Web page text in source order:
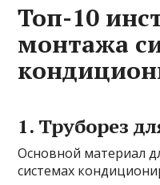
Топ-10
монтажа
1. Труборез
Основной материал
системах